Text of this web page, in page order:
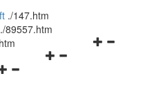
./147.htm
./89557.htm
Navigationsmenü